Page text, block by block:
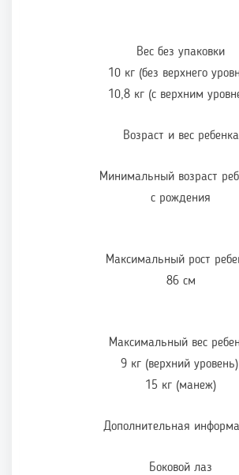
Вес без упаковки
10 кг (без верхнего
10,8 кг (с верхним
Возраст и вес ребенка
Минимальный возраст
с рождения
Максимальный рост
86 см
Максимальный вес
9 кг (верхний
15 кг (манеж)
Дополнительная
Боковой лаз